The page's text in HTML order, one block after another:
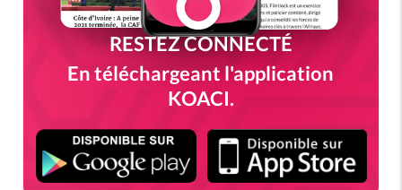
RESTEZ CONNECTÉ
En téléchargeant l'application
KOACI.